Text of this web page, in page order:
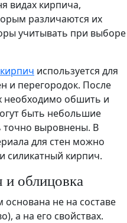
видах кирпича,
различаются их
учитывать при выборе
используется для
и перегородок. После
необходимо обшить и
быть небольшие
точно выровнены. В
для стен можно
силикатный кирпич.
облицовка
не на составе
а на его свойствах.